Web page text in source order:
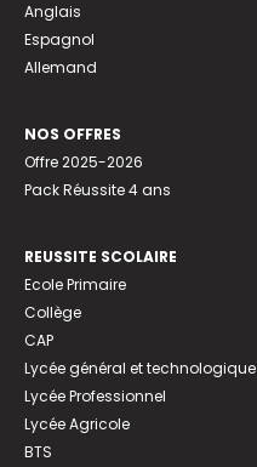
Anglais
Espagnol
Allemand
NOS OFFRES
Offre 2025-2026
Pack Réussite 4 ans
REUSSITE SCOLAIRE
Ecole Primaire
Collège
CAP
Lycée général et technologique
Lycée Professionnel
Lycée Agricole
BTS